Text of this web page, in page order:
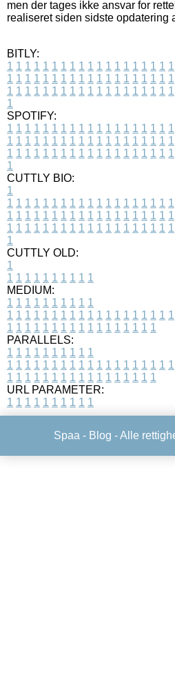
men der tages ikke ansvar for
realiseret siden sidste opdatering
BITLY:
1 1 1 1 1 1 1 1 1 1 1 1 1 1 1 1 1 1 1
1 1 1 1 1 1 1 1 1 1 1 1 1 1 1 1 1 1 1
1 1 1 1 1 1 1 1 1 1 1 1 1 1 1 1 1 1 1
1
SPOTIFY:
1 1 1 1 1 1 1 1 1 1 1 1 1 1 1 1 1 1 1
1 1 1 1 1 1 1 1 1 1 1 1 1 1 1 1 1 1 1
1 1 1 1 1 1 1 1 1 1 1 1 1 1 1 1 1 1 1
1
CUTTLY BIO:
1
1 1 1 1 1 1 1 1 1 1 1 1 1 1 1 1 1 1 1
1 1 1 1 1 1 1 1 1 1 1 1 1 1 1 1 1 1 1
1 1 1 1 1 1 1 1 1 1 1 1 1 1 1 1 1 1 1
1
CUTTLY OLD:
1
1 1 1 1 1 1 1 1 1 1
MEDIUM:
1 1 1 1 1 1 1 1 1 1
1 1 1 1 1 1 1 1 1 1 1 1 1 1 1 1 1 1 1
1 1 1 1 1 1 1 1 1 1 1 1 1 1 1 1 1
PARALLELS:
1 1 1 1 1 1 1 1 1 1
1 1 1 1 1 1 1 1 1 1 1 1 1 1 1 1 1 1 1
1 1 1 1 1 1 1 1 1 1 1 1 1 1 1 1 1
URL PARAMETER:
1 1 1 1 1 1 1 1 1 1
Spaa - Blog - Alle